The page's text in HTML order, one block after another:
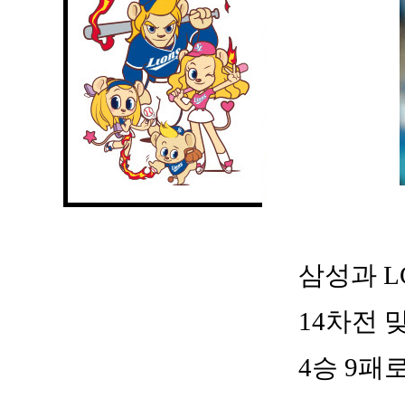
삼성과
14차전
4승 9패